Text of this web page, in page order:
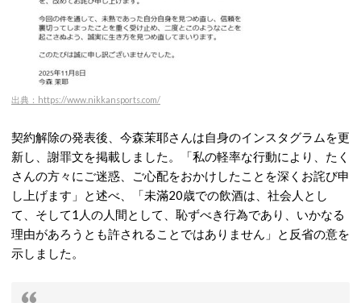
出典：https://www.nikkansports.com/
契約解除の発表後、今森茉耶さんは自身のインスタグラムを更
新し、謝罪文を掲載しました。「私の軽率な行動により、たく
さんの方々にご迷惑、ご心配をおかけしたことを深くお詫び申
し上げます」と述べ、「未滿20歳での飲酒は、社会人とし
て、そして1人の人間として、恥ずべき行為であり、いかなる
理由があろうとも許されることではありません」と反省の意を
示しました。